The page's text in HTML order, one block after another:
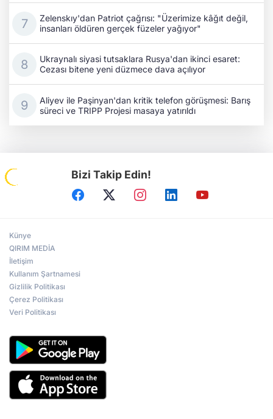
Zelenskıy'dan Patriot çağrısı: "Üzerimize kâğıt değil,
insanları öldüren gerçek füzeler yağıyor"
Ukraynalı siyasi tutsaklara Rusya'dan ikinci esaret:
Cezası bitene yeni düzmece dava açılıyor
Aliyev ile Paşinyan'dan kritik telefon görüşmesi: Barış
süreci ve TRIPP Projesi masaya yatırıldı
Bizi Takip Edin!
Künye
QIRIM MEDİA
İletişim
Kullanım Şartnamesi
Gizlilik Politikası
Çerez Politikası
Veri Politikası